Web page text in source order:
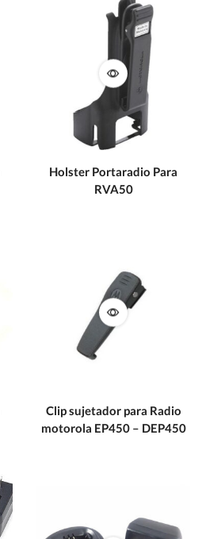
Holster Portaradio Para
RVA50
Clip sujetador para Radio
motorola EP450 – DEP450